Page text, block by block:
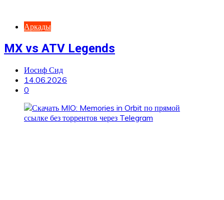
Аркады
MX vs ATV Legends
Иосиф Сид
14.06.2026
0